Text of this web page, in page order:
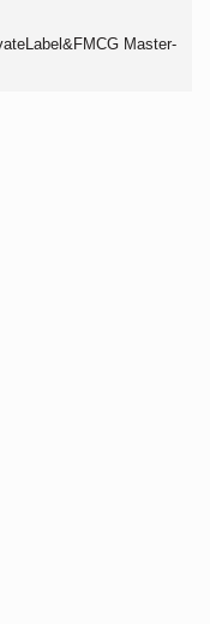
Master-